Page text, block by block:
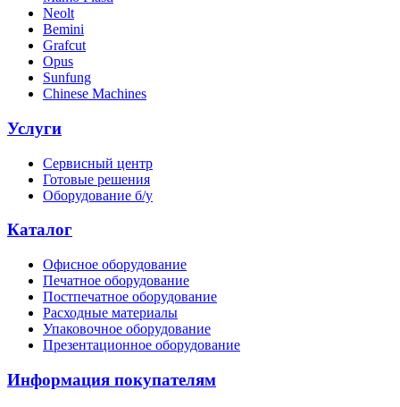
Neolt
Bemini
Grafcut
Opus
Sunfung
Chinese Machines
Услуги
Сервисный центр
Готовые решения
Оборудование б/у
Каталог
Офисное оборудование
Печатное оборудование
Постпечатное оборудование
Расходные материалы
Упаковочное оборудование
Презентационное оборудование
Информация покупателям